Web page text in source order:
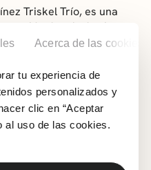
Acerca de las cookies
tu experiencia de
personalizados y
clic en “Aceptar
al uso de las cookies.
Triskel Trío, es una
de trío de piano,
incorporado en sus
a su música,
libertad que en esta
más amplios. Así
de muchos de sus
Miño
Cuarteto Europa,
músicos del